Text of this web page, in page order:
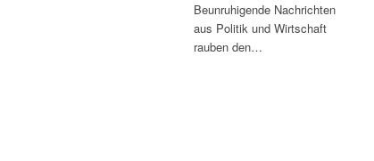
Beunruhigende Nachrichten
aus Politik und Wirtschaft
rauben den…